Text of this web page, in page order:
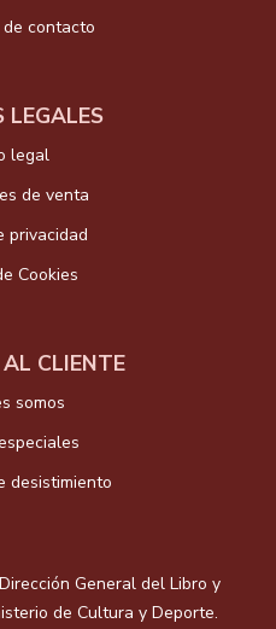
contacto
LEGALES
legal
de venta
privacidad
Cookies
CLIENTE
somos
desistimiento
General del Libro y
de Cultura y Deporte.